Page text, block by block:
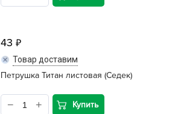
43
Товар доставим
Петрушка Титан листовая (Седек)
Купить